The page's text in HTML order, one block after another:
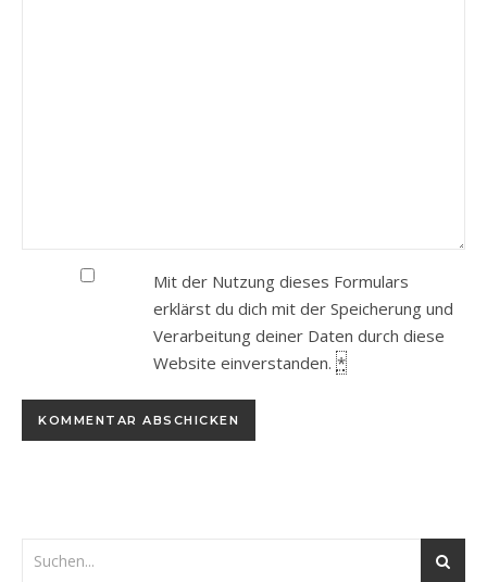
Mit der Nutzung dieses Formulars
erklärst du dich mit der Speicherung und
Verarbeitung deiner Daten durch diese
Website einverstanden. *